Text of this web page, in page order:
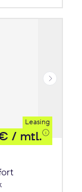
Leasing
/ mtl.